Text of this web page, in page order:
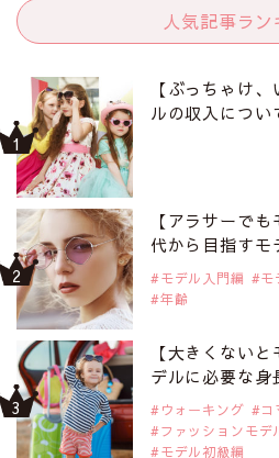
人気記事ラン
【ぶっちゃけ
ルの収入につい
【アラサーで
代から目指すモ
モデル入門編 モ
年齢
【大きくない
デルに必要な身
ウォーキング
コ
ファッションモデ
モデル初級編